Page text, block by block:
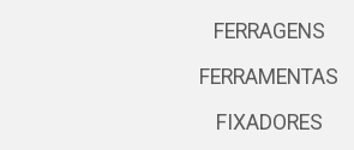
FERRAGENS
FERRAMENTAS
FIXADORES